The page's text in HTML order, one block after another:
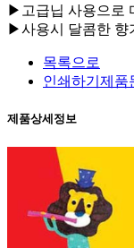
▶고급닙 사용으로
▶사용시 달콤한 향
목록으로
인쇄하기 제품
제품상세정보